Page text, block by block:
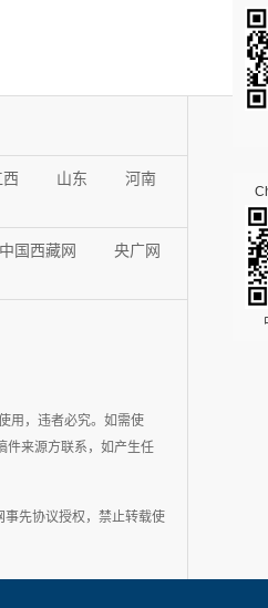
西 山东
河南
中国西藏网
央广网
用，违者必究。如需使
件来源方联系，如产生任
先协议授权，禁止转载使